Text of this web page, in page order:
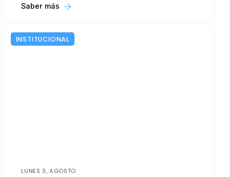
Saber más
INSTITUCIONAL
LUNES 3, AGOSTO